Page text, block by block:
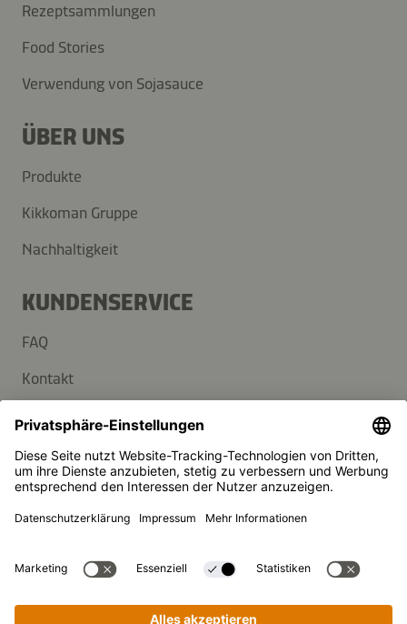
Rezeptsammlungen
Food Stories
Verwendung von Sojasauce
ÜBER UNS
Produkte
Kikkoman Gruppe
Nachhaltigkeit
KUNDENSERVICE
FAQ
Kontakt
Newsletter
Presse
Kikkoman ist ein eingetragenes Warenzeichen der Kikkoman
© Kikkoman Trading Europe GmbH 2023 – 2026
Theodorstraße 180, 40472 Düsseldorf, Germany
Privatsphäre-Einstellungen